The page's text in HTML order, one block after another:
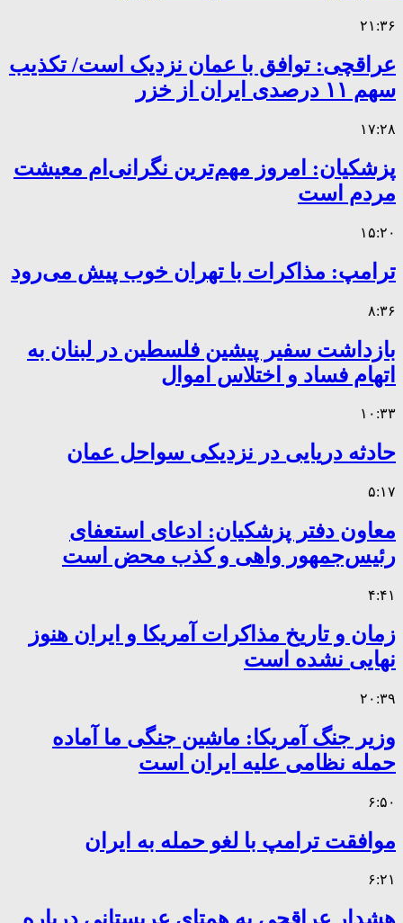
۲۱:۳۶
عراقچی: توافق با عمان نزدیک است/ تکذیب
سهم ۱۱ درصدی ایران از خزر
۱۷:۲۸
پزشکیان: امروز مهم‌ترین نگرانی‌ام معیشت
مردم است
۱۵:۲۰
ترامپ: مذاکرات با تهران خوب پیش می‌رود
۸:۳۶
بازداشت سفیر پیشین فلسطین در لبنان به
اتهام فساد و اختلاس اموال
۱۰:۳۳
حادثه دریایی در نزدیکی سواحل عمان
۵:۱۷
معاون دفتر پزشکیان: ادعای استعفای
رئیس‌جمهور واهی و کذب محض است
۴:۴۱
زمان و تاریخ مذاکرات آمریکا و ایران هنوز
نهایی نشده است
۲۰:۳۹
وزیر جنگ آمریکا: ماشین جنگی ما آماده
حمله نظامی علیه ایران است
۶:۵۰
موافقت ترامپ با لغو حمله به ایران
۶:۲۱